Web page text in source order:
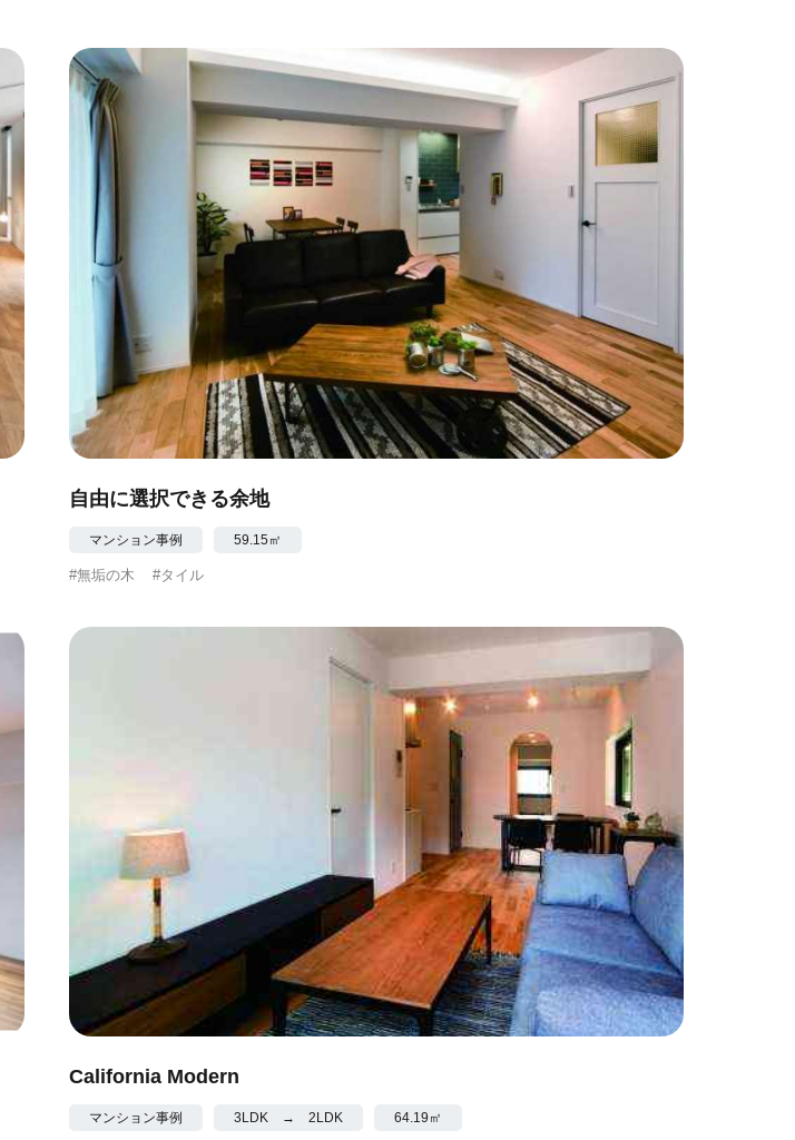
材 #黒板 #無垢の木 #壁一面本棚 #ヘリンボーン床
優しい #スローライフ #ペットと暮らす
らす #眺望最高 #水辺の住まい #緑がいっぱい
自由に選択できる余地
マンション事例 59.15㎡
#無垢の木 #タイル
California Modern
マンション事例 3LDK → 2LDK 64.19㎡